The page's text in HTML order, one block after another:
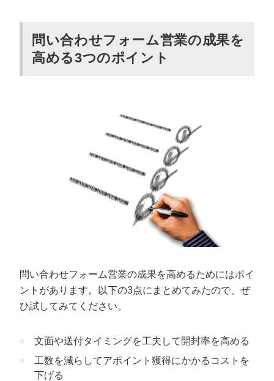
問い合わせフォーム営業の成果を
高める3つのポイント
問い合わせフォーム営業の成果を高めるためにはポイ
ントがあります。以下の3点にまとめてみたので、ぜ
ひ試してみてください。
文面や送付タイミングを工夫して開封率を高める
工数を減らしてアポイント獲得にかかるコストを
下げる